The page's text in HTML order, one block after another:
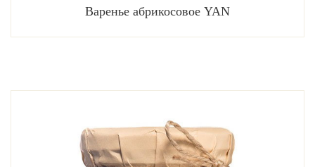
Варенье абрикосовое YAN